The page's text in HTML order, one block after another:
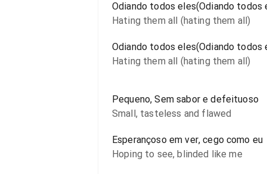
Odiando todos eles(Odiando todos
Hating them all (hating them all)
Odiando todos eles(Odiando todos
Hating them all (hating them all)
Pequeno, Sem sabor e defeituoso
Small, tasteless and flawed
Esperançoso em ver, cego como eu
Hoping to see, blinded like me